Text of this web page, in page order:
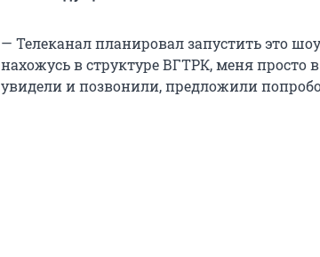
— Телеканал планировал запустить это
нахожусь в структуре ВГТРК, меня
увидели и позвонили, предложили